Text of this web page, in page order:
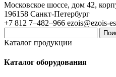
Московское шоссе, дом 42,
196158 Санкт-Петербург
+7 812 7–482–966 ezois@ezois-
Каталог продукции
Каталог оборудования